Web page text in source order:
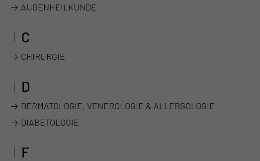
AUGENHEILKUNDE
C
CHIRURGIE
D
DERMATOLOGIE, VENEROLOGIE & ALLERGOLOGIE
DIABETOLOGIE
F